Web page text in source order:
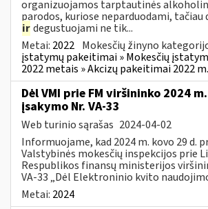
organizuojamos tarptautinės
parodos, kuriose neparduodami,
irdegustuojami ne tik...
Metai: 2022 Mokesčių žinyno
įstatymų pakeitimai » Mokesčių
2022 metais » Akcizų pakeitimai 2022 m.
Dėl VMI prie FM viršininko 2024
įsakymo Nr. VA-33
Web turinio sąrašas 2024-04-02
Informuojame, kad 2024 m. kovo 29 d.
Valstybinės mokesčių inspekcijos prie
Respublikos finansų ministerijos
VA-33 „Dėl Elektroninio kvito
Metai: 2024